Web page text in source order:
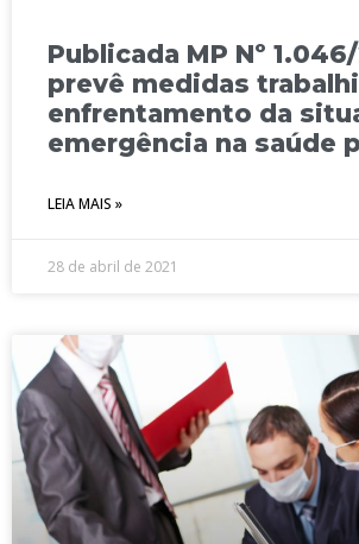
Publicada MP Nº
prevê medidas
enfrentamento da
emergência na saúde
LEIA MAIS »
28 de abril de 2021